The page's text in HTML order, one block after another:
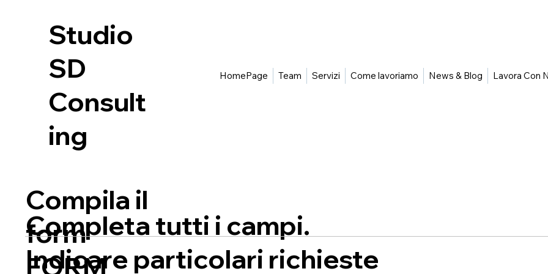
Studio
SD
Consult
ing
HomePage Team Servizi Come lavoriamo News & Blog Lavora Con
Compila il
form
Completa tutti i campi.
Indicare particolari richieste
FORM